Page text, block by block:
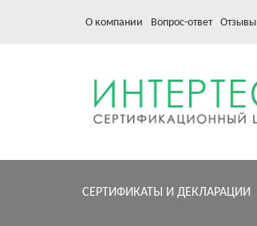
О компании Вопрос-ответ Отзывы
СЕРТИФИКАТЫ И ДЕКЛАРАЦИИ